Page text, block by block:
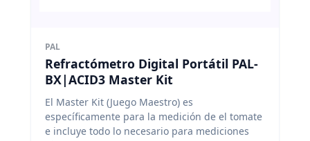
PAL
Refractómetro Digital Portátil PAL-
BX|ACID3 Master Kit
El Master Kit (Juego Maestro) es
específicamente para la medición de el tomate
e incluye todo lo necesario para mediciones